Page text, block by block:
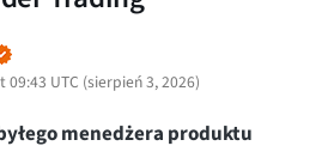
09:43 UTC (sierpień 3, 2026)
menedżera produktu